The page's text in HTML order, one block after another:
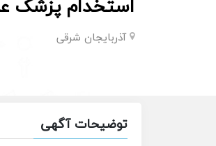
آذربایجان شرقی
توضیحات آگهی